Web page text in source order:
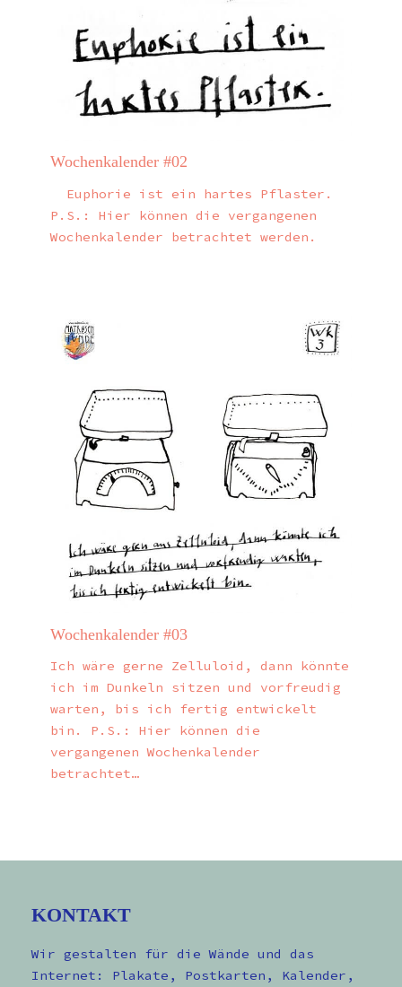
Wochenkalender #02
Euphorie ist ein hartes Pflaster.
P.S.: Hier können die vergangenen
Wochenkalender betrachtet werden.
Wochenkalender #03
Ich wäre gerne Zelluloid, dann könnte
ich im Dunkeln sitzen und vorfreudig
warten, bis ich fertig entwickelt
bin. P.S.: Hier können die
vergangenen Wochenkalender
betrachtet…
KONTAKT
Wir gestalten für die Wände und das
Internet: Plakate, Postkarten, Kalender,